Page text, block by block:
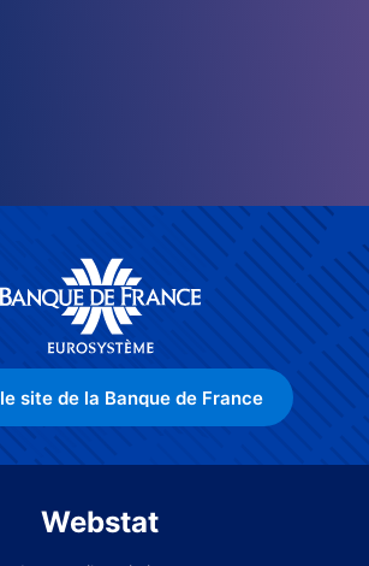
site de la Banque de France
Webstat